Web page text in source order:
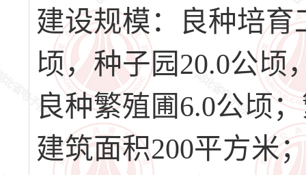
建设规模：良种培育
顷，种子园20.0公顷
良种繁殖圃6.0公顷
建筑面积200平方米